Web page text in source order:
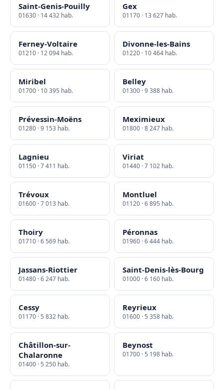
Saint-Genis-Pouilly
01630 · 14 432 hab.
Gex
01170 · 13 627 hab.
Ferney-Voltaire
01210 · 12 094 hab.
Divonne-les-Bains
01220 · 10 464 hab.
Miribel
01700 · 10 395 hab.
Belley
01300 · 9 388 hab.
Prévessin-Moëns
01280 · 9 153 hab.
Meximieux
01800 · 8 247 hab.
Lagnieu
01150 · 7 411 hab.
Viriat
01440 · 7 102 hab.
Trévoux
01600 · 7 013 hab.
Montluel
01120 · 6 895 hab.
Thoiry
01710 · 6 569 hab.
Péronnas
01960 · 6 444 hab.
Jassans-Riottier
01480 · 6 247 hab.
Saint-Denis-lès-Bourg
01000 · 6 160 hab.
Cessy
01170 · 5 832 hab.
Reyrieux
01600 · 5 358 hab.
Châtillon-sur-
Chalaronne
01400 · 5 250 hab.
Beynost
01700 · 5 198 hab.